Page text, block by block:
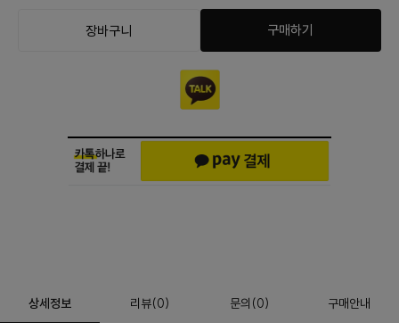
장바구니 구매하기
상세정보 리뷰(0) 문의 (0) 구매안내